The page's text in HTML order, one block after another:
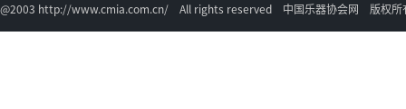
@2003 http://www.cmia.com.cn/ All rights reserved 中国乐器协会网 版权